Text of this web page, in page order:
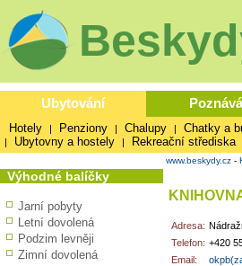
Ubytování
Hotely | Penziony | Chalupy | Chatky a
| Ubytovny a hostely | Rekreační střediska
Výhodné balíčky
Jarní pobyty
Letní dovolená
Podzim levněji
Zimní dovolená
www.beskydy.cz -
Adresa:
Telefon: +420
Email: